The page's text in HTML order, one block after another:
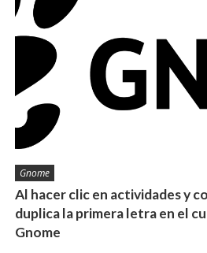
Gnome
Al hacer clic en actividades y
duplica la primera letra en el
Gnome